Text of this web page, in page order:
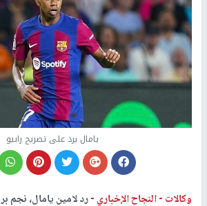
يامال يرد على تصريح رابيو
وكالات -النجاح الإخباري -رد لامين يامال، نجم